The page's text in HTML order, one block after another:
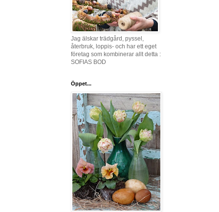
Jag älskar trädgård, pyssel,
återbruk, loppis- och har ett eget
företag som kombinerar allt detta :
SOFIAS BOD
Öppet...